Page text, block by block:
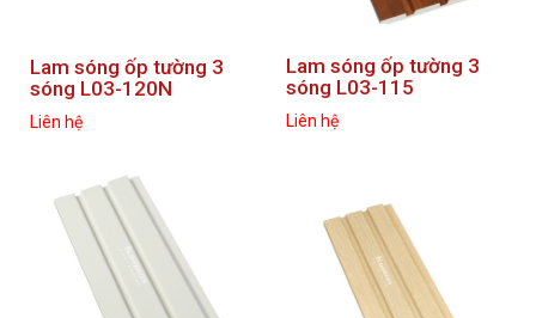
Lam sóng ốp tường 3
sóng L03-120N
Liên hệ
Lam sóng ốp tường 3
sóng L03-115
Liên hệ